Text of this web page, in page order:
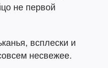
не первой
всплески и
несвежее.